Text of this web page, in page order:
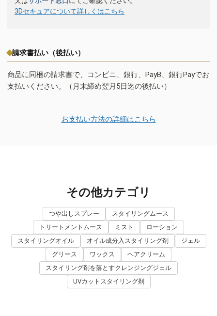
3Dセキュアについて詳しくはこちら
請求書払い（後払い）
商品に同梱の請求書で、コンビニ、銀行、PayB、銀行Payでお
支払いください。（月末締め翌月5日迄の後払い）
お支払い方法の詳細はこちら
その他カテゴリ
つや出しスプレー
スタイリングムース
トリートメントムース
ミスト
ローション
スタイリングオイル
オイル成分入スタイリング剤
ジェル
グリース
ワックス
ヘアクリーム
スタイリング剤を落とすクレンジングジェル
UVカットスタイリング剤